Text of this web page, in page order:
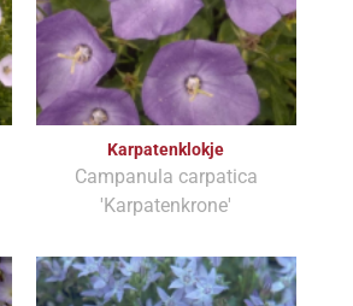
Karpatenklokje
Campanula carpatica
'Karpatenkrone'